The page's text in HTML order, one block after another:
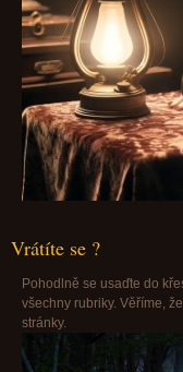
Vrátíte se ?
Pohodlně se usaďte do
všechny rubriky. Věříme,
stránky.